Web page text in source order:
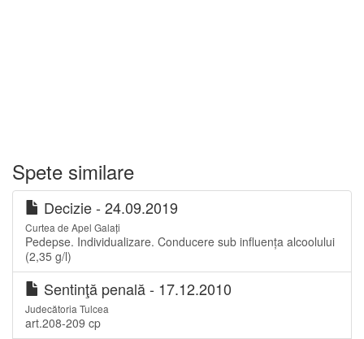
Spete similare
Decizie - 24.09.2019
Curtea de Apel Galați
Pedepse. Individualizare. Conducere sub influența alcoolului
(2,35 g/l)
Sentinţă penală - 17.12.2010
Judecătoria Tulcea
art.208-209 cp